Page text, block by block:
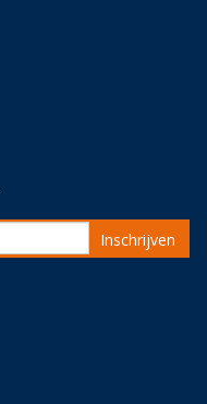
Inschrijven